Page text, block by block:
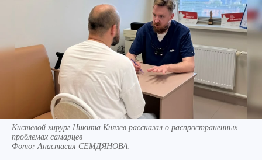
Кистевой хирург Никита Князев рассказал о распространенных
проблемах самарцев
Фото: Анастасия СЕМДЯНОВА.